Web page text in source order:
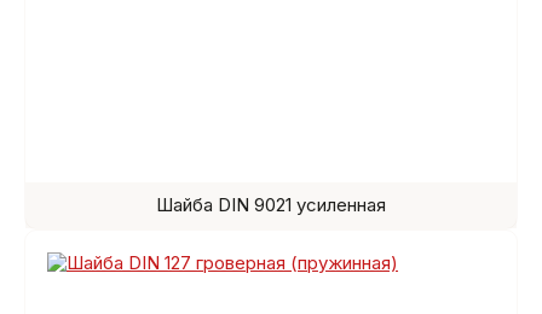
Шайба DIN 9021 усиленная